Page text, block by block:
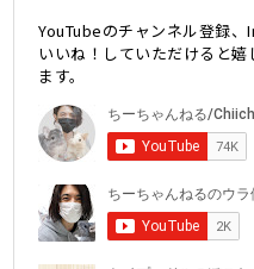
YouTubeのチャンネル登録
いいね！していただけると
ます。